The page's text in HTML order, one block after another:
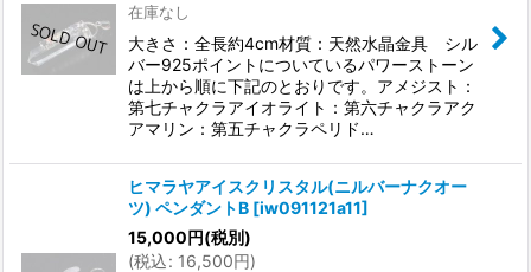
在庫なし
大きさ：全長約4cm材質：天然水晶金具 シル
バー925ポイントについているパワーストーン
は上から順に下記のとおりです。アメジスト：
第七チャクラアイオライト：第六チャクラアク
アマリン：第五チャクラペリド…
ヒマラヤアイスクリスタル(ニルバーナクオー
ツ) ペンダントB [iw091121a11]
15,000円(税別)
(税込: 16,500円)